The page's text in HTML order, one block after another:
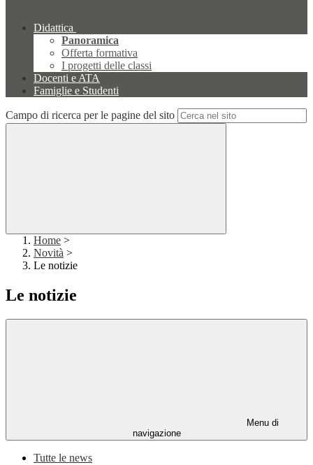
Didattica
Panoramica
Offerta formativa
I progetti delle classi
Docenti e ATA
Famiglie e Studenti
Campo di ricerca per le pagine del sito
Home >
Novità >
Le notizie
Le notizie
Menu di
navigazione
Tutte le news